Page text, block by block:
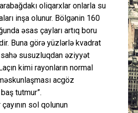
oliqarxlar onlarla su
inşa olunur. Bölgənin 160
əsas çayları artıq boru
Buna görə yüzlərlə kvadrat
susuzluqdan əziyyət
kimi rayonların normal
acgöz
tutmur”.
sol qolunun